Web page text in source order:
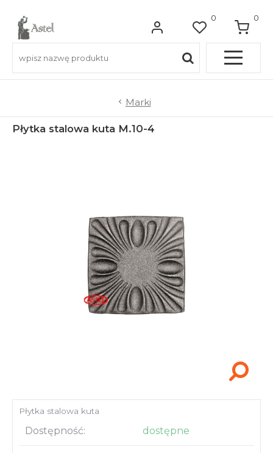
0 0
Do balkonów
Do bram wjazdowych
Akcesoria i narzędzia
Marki
Płytka stalowa kuta M.10-4
Płytka stalowa kuta
Dostępność: dostępne